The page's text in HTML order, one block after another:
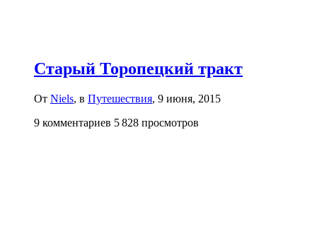
Старый Торопецкий тракт
От Niels, в Путешествия, 9 июня, 2015
9 комментариев 5 828 просмотров